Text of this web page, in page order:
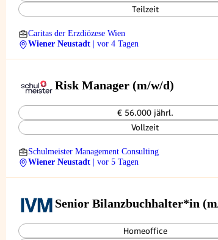
Teilzeit
Caritas der Erzdiözese Wien
Wiener Neustadt
| vor 4 Tagen
Risk Manager (m/w/d)
€ 56.000 jährl.
Vollzeit
Schulmeister Management Consulting
Wiener Neustadt
| vor 5 Tagen
Senior Bilanzbuchhalter*in
Homeoffice